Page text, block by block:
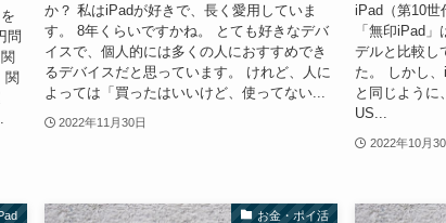
問
関
か？ 私はiPadが好きで、長く愛用していま
す。 8年くらいですかね。 とても好きなデバ
イスで、個人的には多くの人におすすめでき
るデバイスだと思っています。 けれど、人に
よっては「買ったはいいけど、使ってない...
2022年11月30日
iPad（第10世
「無印iPad
デルと比較し
た。 しかし
と同じように
US...
2022年10月
お金・ポイ活